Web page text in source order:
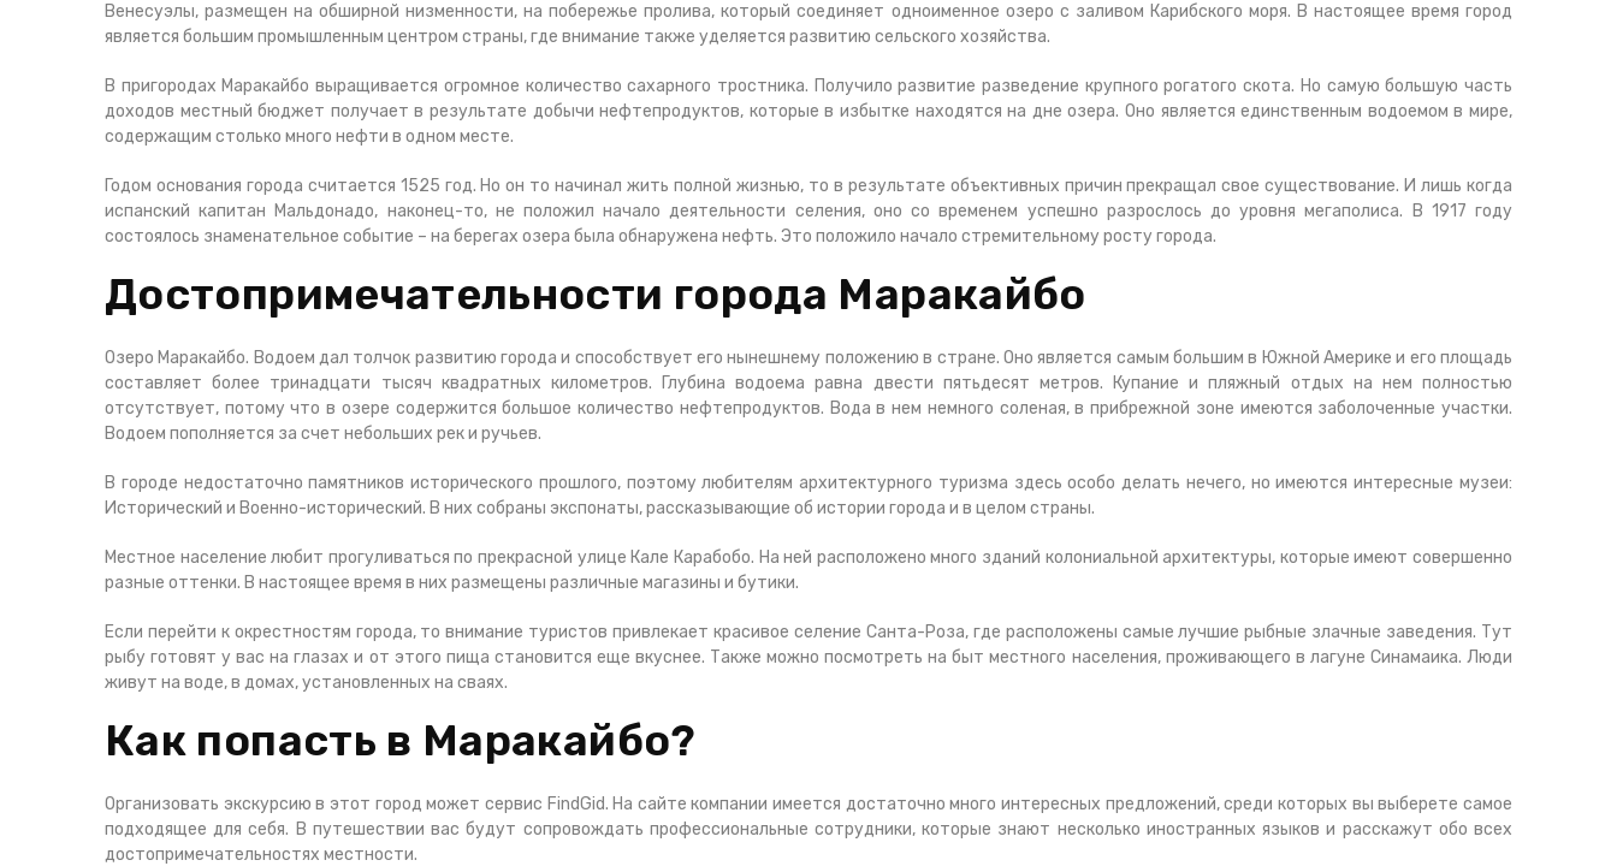
Венесуэлы, размещен на обширной низменности, на побережье пролива, который соединяет одноименное озеро с заливом Карибского моря. В настоящее время город
является большим промышленным центром страны, где внимание также уделяется развитию сельского хозяйства.
В пригородах Маракайбо выращивается огромное количество сахарного тростника. Получило развитие разведение крупного рогатого скота. Но самую большую часть
доходов местный бюджет получает в результате добычи нефтепродуктов, которые в избытке находятся на дне озера. Оно является единственным водоемом в мире,
содержащим столько много нефти в одном месте.
Годом основания города считается 1525 год. Но он то начинал жить полной жизнью, то в результате объективных причин прекращал свое существование. И лишь когда
испанский капитан Мальдонадо, наконец-то, не положил начало деятельности селения, оно со временем успешно разрослось до уровня мегаполиса. В 1917 году
состоялось знаменательное событие – на берегах озера была обнаружена нефть. Это положило начало стремительному росту города.
Достопримечательности города Маракайбо
Озеро Маракайбо. Водоем дал толчок развитию города и способствует его нынешнему положению в стране. Оно является самым большим в Южной Америке и его площадь
составляет более тринадцати тысяч квадратных километров. Глубина водоема равна двести пятьдесят метров. Купание и пляжный отдых на нем полностью
отсутствует, потому что в озере содержится большое количество нефтепродуктов. Вода в нем немного соленая, в прибрежной зоне имеются заболоченные участки.
Водоем пополняется за счет небольших рек и ручьев.
В городе недостаточно памятников исторического прошлого, поэтому любителям архитектурного туризма здесь особо делать нечего, но имеются интересные музеи:
Исторический и Военно-исторический. В них собраны экспонаты, рассказывающие об истории города и в целом страны.
Местное население любит прогуливаться по прекрасной улице Кале Карабобо. На ней расположено много зданий колониальной архитектуры, которые имеют совершенно
разные оттенки. В настоящее время в них размещены различные магазины и бутики.
Если перейти к окрестностям города, то внимание туристов привлекает красивое селение Санта-Роза, где расположены самые лучшие рыбные злачные заведения. Тут
рыбу готовят у вас на глазах и от этого пища становится еще вкуснее. Также можно посмотреть на быт местного населения, проживающего в лагуне Синамаика. Люди
живут на воде, в домах, установленных на сваях.
Как попасть в Маракайбо?
Организовать экскурсию в этот город может сервис FindGid. На сайте компании имеется достаточно много интересных предложений, среди которых вы выберете самое
подходящее для себя. В путешествии вас будут сопровождать профессиональные сотрудники, которые знают несколько иностранных языков и расскажут обо всех
достопримечательностях местности.